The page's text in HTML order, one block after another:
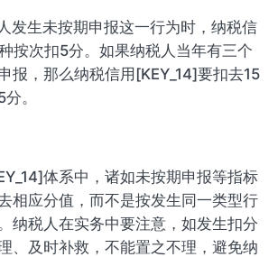
发生未按期申报这一行为时，纳税信
按次扣5分。如果纳税人当年有三个
报，那么纳税信用[KEY_14]要扣去15
。
体系中，诸如未按期申报等指标
相应分值，而不是按发生同一类型行
纳税人在实务中要注意，如发生扣分
、及时补救，不能置之不理，避免纳